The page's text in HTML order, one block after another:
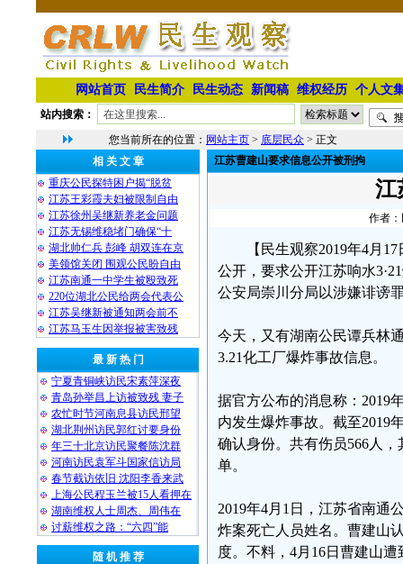
网站首页 民生简介 民生动态 新闻稿 维权经历 个人文
站内搜索：
您当前所在的位置： 网站主页 > 底层民众 > 正文
相 关 文 章
重庆公民探特困户揭“脱贫
江苏王彩霞夫妇被限制自由
江苏徐州吴继新养老金问题
江苏无锡维稳堵门确保“十
湖北帅仁兵 彭峰 胡双连在京
美领馆关闭 围观公民盼自由
江苏南通一中学生被殴致死
220位湖北公民给两会代表公
江苏吴继新被通知两会前不
江苏马玉生因举报被害致残
最 新 热 门
宁夏青铜峡访民宋素萍深夜
青岛孙举昌上访被致残 妻子
农忙时节河南息县访民邢望
湖北荆州访民郭红讨要身份
年三十北京访民聚餐陈沈群
河南访民袁军斗国家信访局
春节截访依旧 沈阳李香来武
上海公民程玉兰被15人看押在
湖南维权人士周杰、周伟在
讨薪维权之路：“六四”能
随 机 推 荐
江苏曹建山要求信息公开被刑拘
江
作者：
【民生观察2019年4月
公开，要求公开江苏响水
公安局崇川分局以涉嫌诽谤
今天，又有湖南公民谭兵林
3.21化工厂爆炸事故信息。
据官方公布的消息称：2019
内发生爆炸事故。截至2019
确认身份。共有伤员566人
单。
2019年4月1日，江苏省南通
炸案死亡人员姓名。曹建山
度。不料，4月16日曹建山